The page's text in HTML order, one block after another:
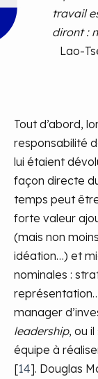
travail
diront :
Lao-
Tout d’abord,
responsabilité
lui étaient
façon directe
temps peut
forte valeur
(mais non
idéation…) et
nominales :
manager
leadership, ou
équipe à
[14]. Douglas